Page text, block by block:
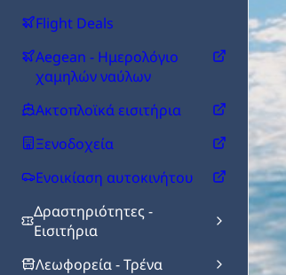
Flight Deals
Aegean - Ημερολόγιο
χαμηλών ναύλων
Ακτοπλοϊκά εισιτήρια
Ξενοδοχεία
Ενοικίαση αυτοκινήτου
Δραστηριότητες -
Εισιτήρια
Λεωφορεία - Τρένα